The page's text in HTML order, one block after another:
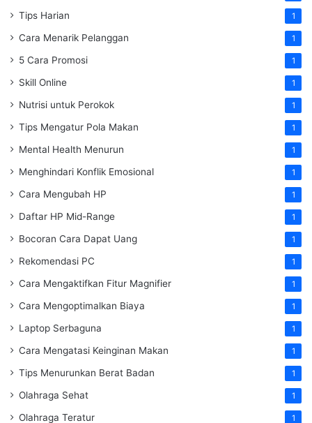
Tips Harian 1
Cara Menarik Pelanggan 1
5 Cara Promosi 1
Skill Online 1
Nutrisi untuk Perokok 1
Tips Mengatur Pola Makan 1
Mental Health Menurun 1
Menghindari Konflik Emosional 1
Cara Mengubah HP 1
Daftar HP Mid-Range 1
Bocoran Cara Dapat Uang 1
Rekomendasi PC 1
Cara Mengaktifkan Fitur Magnifier 1
Cara Mengoptimalkan Biaya 1
Laptop Serbaguna 1
Cara Mengatasi Keinginan Makan 1
Tips Menurunkan Berat Badan 1
Olahraga Sehat 1
Olahraga Teratur 1